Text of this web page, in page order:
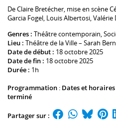
DeClaire Bretécher , mise en scène
Garcia Fogel, Louis Albertosi Valérie
Genres : Théâtre contemporain,
Lieu : Théâtre de la Ville – Sarah
Date de début : 18 octobre 2025
Date de fin : 18 octobre 2025
Durée : 1h
Programmation : Dates et horaires
terminé
Partager sur :